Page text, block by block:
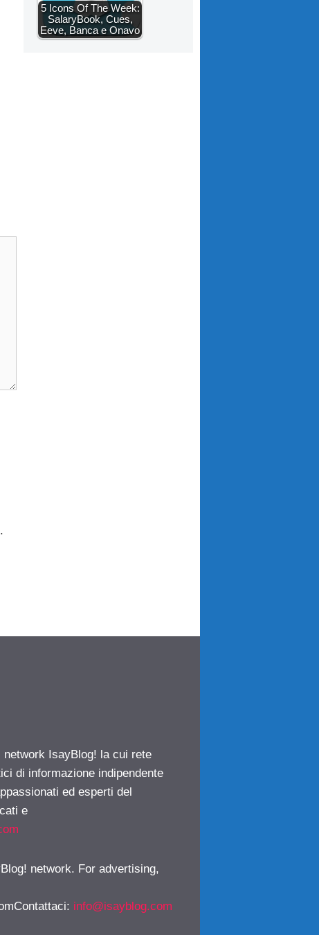
5 Icons Of The Week:
SalaryBook, Cues,
Eeve, Banca e Onavo
IsayBlog! la cui rete
di informazione indipendente
ed esperti del
e
network. For advertising,
: info@isayblog.com